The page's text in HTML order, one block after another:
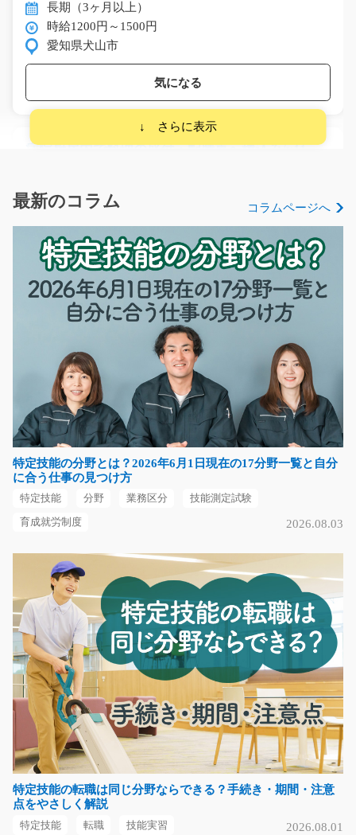
長期（3ヶ月以上）
時給1200円～1500円
愛知県犬山市
気になる
病院厨房内で料理の盛付・配膳車へ積込み/y11_00
けのオシゴト★未経験の…
時給1100円～
長野県飯田市
気になる
一般事務のお仕事をお願いします/g05_00292
バス停「田村団地入口」近くの職場です！一般事務のお
仕事をお願いします…
長期（3ヶ月以上）
時給1250円
神奈川県平塚市
気になる
在庫の仕分けと入出荷/i01_01112
急募
【あなたの経験を活かしましょう！】 倉庫内での入出荷
や荷物の積み替えな…
長期（3ヶ月以上）
時給1300円
三重県伊賀市
気になる
大学や役所で使われている棚の塗装スタッフ/t03_
00493
◇オススメのエリア◇工場内で部品をレールにフック掛
最新のコラム コラムページへ
特定技能の分野とは？2026年6月1日現在の17分野一覧と自分
に合う仕事の見つけ方
特定技能 分野 業務区分 技能測定試験
育成就労制度 2026.08.03
特定技能の転職は同じ分野ならできる？手続き・期間・注意
点をやさしく解説
特定技能 転職 技能実習 2026.08.01